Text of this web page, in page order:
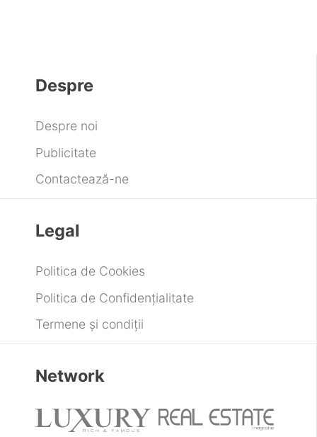
Despre
Despre noi
Publicitate
Contactează-ne
Legal
Politica de Cookies
Politica de Confidențialitate
Termene și condiții
Network